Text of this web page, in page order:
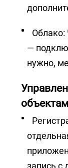
Облако: Число камер не ограничено
—
нужно,
Регистратор: Каждый объект —